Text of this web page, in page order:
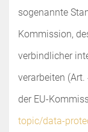
sogenannte
Kommission,
verbindlicher
verarbeiten
der EU-
topic/data-